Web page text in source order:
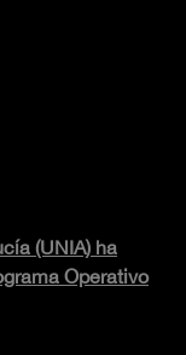
(UNIA) ha
Operativo